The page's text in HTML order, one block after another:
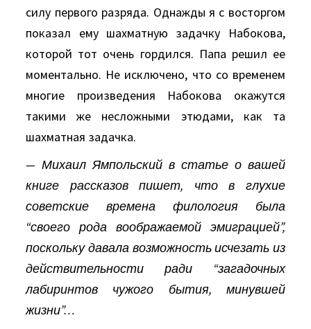
силу первого разряда. Однажды я с восторгом
показал ему шахматную задачку Набокова,
которой тот очень гордился. Папа решил ее
моментально. Не исключено, что со временем
многие произведения Набокова окажутся
такими же несложными этюдами, как та
шахматная задачка.
— Михаил Ямпольский в статье о вашей
книге рассказов пишет, что в глухие
советские времена филология была
“своего рода воображаемой эмиграцией”,
поскольку давала возможность исчезать из
действительности ради “загадочных
лабиринтов чужого бытия, минувшей
жизни”…